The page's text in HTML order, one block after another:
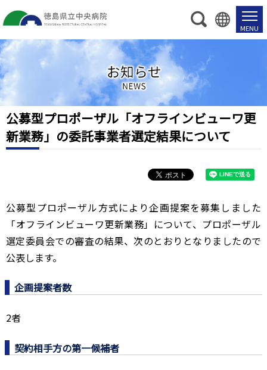
お
知
公募型プロポーザル「オフラインビューワ更
新業務」の委託事業者選定結果について
公募型プロポーザル方式により企画提案を募集しました
「オフラインビューワ更新業務」について、プロポーザル
選定委員会での審査の結果、次のとおりとなりましたので
公表します。
企画提案者数
2者
契約相手方の第一候補者